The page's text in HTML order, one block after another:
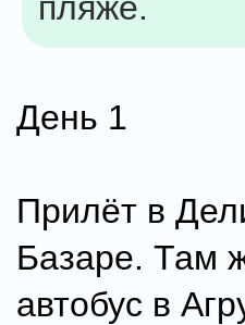
День 1
Прилёт в
Базаре. Там
автобус в